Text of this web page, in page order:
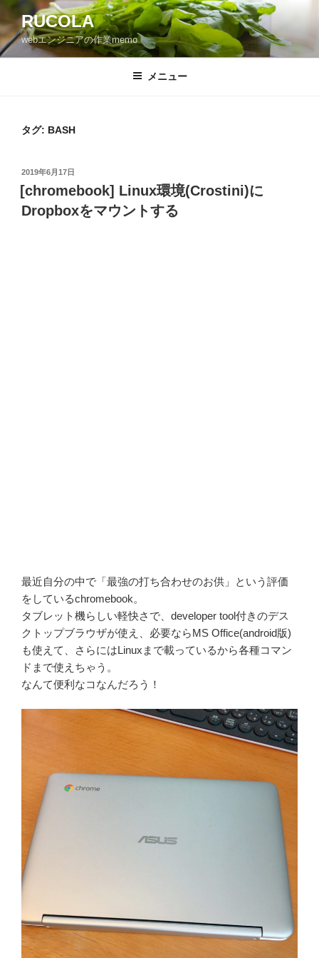
ン
テ
ン
RUCOLA
webエンジニアの作業memo
メニュー
タグ: BASH
投
稿
日:
2019年6月17日
[chromebook] Linux環境(Crostini)に
Dropboxをマウントする
最近自分の中で「最強の打ち合わせのお供」という評価
をしているchromebook。
タブレット機らしい軽快さで、developer tool付きのデス
クトップブラウザが使え、必要ならMS Office(android版)
も使えて、さらにはLinuxまで載っているから各種コマン
ドまで使えちゃう。
なんて便利なコなんだろう！